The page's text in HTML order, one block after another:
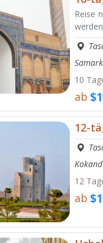
Reise
10
ab
12-
Kokand
12
ab